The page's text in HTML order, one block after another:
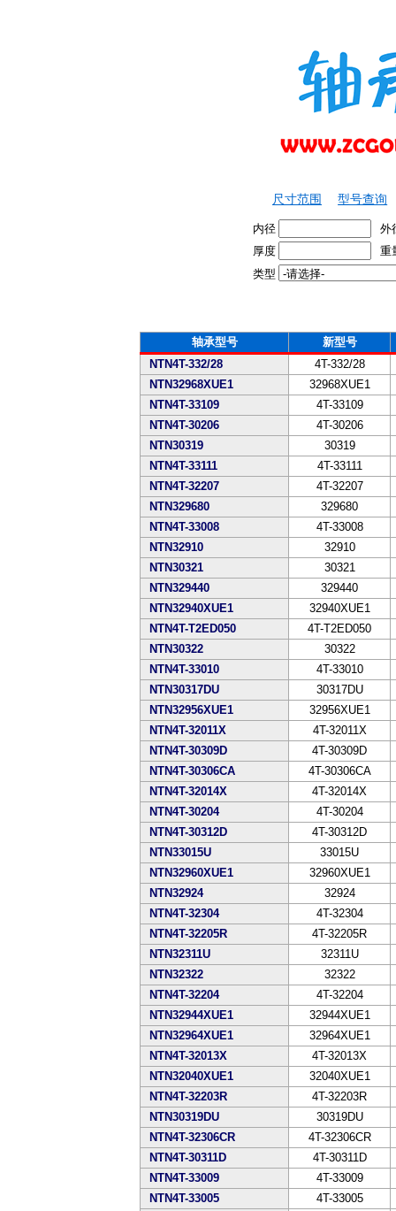
尺寸范围 型号查询
内径
外
厚度
重
类型
轴承型号
新型号
NTN4T-332/28
4T-332/28
NTN32968XUE1
32968XUE1
NTN4T-33109
4T-33109
NTN4T-30206
4T-30206
NTN30319
30319
NTN4T-33111
4T-33111
NTN4T-32207
4T-32207
NTN329680
329680
NTN4T-33008
4T-33008
NTN32910
32910
NTN30321
30321
NTN329440
329440
NTN32940XUE1
32940XUE1
NTN4T-T2ED050
4T-T2ED050
NTN30322
30322
NTN4T-33010
4T-33010
NTN30317DU
30317DU
NTN32956XUE1
32956XUE1
NTN4T-32011X
4T-32011X
NTN4T-30309D
4T-30309D
NTN4T-30306CA
4T-30306CA
NTN4T-32014X
4T-32014X
NTN4T-30204
4T-30204
NTN4T-30312D
4T-30312D
NTN33015U
33015U
NTN32960XUE1
32960XUE1
NTN32924
32924
NTN4T-32304
4T-32304
NTN4T-32205R
4T-32205R
NTN32311U
32311U
NTN32322
32322
NTN4T-32204
4T-32204
NTN32944XUE1
32944XUE1
NTN32964XUE1
32964XUE1
NTN4T-32013X
4T-32013X
NTN32040XUE1
32040XUE1
NTN4T-32203R
4T-32203R
NTN30319DU
30319DU
NTN4T-32306CR
4T-32306CR
NTN4T-30311D
4T-30311D
NTN4T-33009
4T-33009
NTN4T-33005
4T-33005